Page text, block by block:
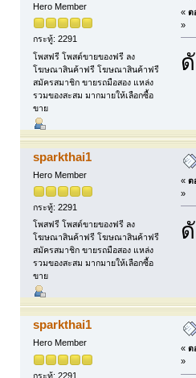
Hero Member
กระทู้: 2291
โพสฟรี โพสต์ขายของฟรี ลง
โฆษณาสินค้าฟรี โฆษณาสินค้าฟรี
สมัครสมาชิก ขายรถมือสอง แหล่ง
รวมของสะสม มากมายให้เลือกซื้อ
ขาย
« ต
»
sparkthai1
Hero Member
กระทู้: 2291
โพสฟรี โพสต์ขายของฟรี ลง
โฆษณาสินค้าฟรี โฆษณาสินค้าฟรี
สมัครสมาชิก ขายรถมือสอง แหล่ง
รวมของสะสม มากมายให้เลือกซื้อ
ขาย
« ต
»
sparkthai1
Hero Member
กระทู้: 2291
« ต
»